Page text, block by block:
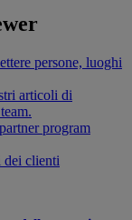
persone, luoghi
articoli di
program
dei clienti